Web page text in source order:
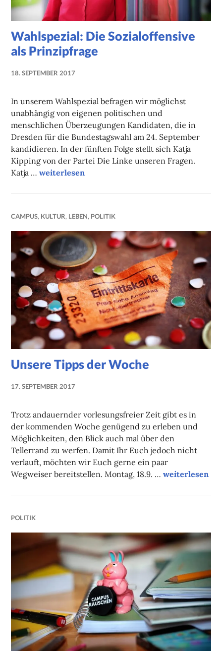
Wahlspezial: Die Sozialoffensive
als Prinzipfrage
18. SEPTEMBER 2017
In unserem Wahlspezial befragen wir möglichst
unabhängig von eigenen politischen und
menschlichen Überzeugungen Kandidaten, die in
Dresden für die Bundestagswahl am 24. September
kandidieren. In der fünften Folge stellt sich Katja
Kipping von der Partei Die Linke unseren Fragen.
Katja …Wahlspezial: Die Sozialoffensive als Prinzipfrage
weiterlesen
CAMPUS, KULTUR, LEBEN, POLITIK
Unsere Tipps der Woche
17. SEPTEMBER 2017
Trotz andauernder vorlesungsfreier Zeit gibt es in
der kommenden Woche genügend zu erleben und
Möglichkeiten, den Blick auch mal über den
Tellerrand zu werfen. Damit Ihr Euch jedoch nicht
verlauft, möchten wir Euch gerne ein paar
Wegweiser bereitstellen. Montag, 18.9. …Unsere Tipps
weiterlesen
POLITIK